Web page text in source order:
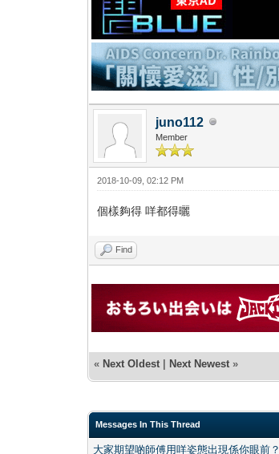
juno112
Member
2018-10-09, 02:12 PM
個樣夠得 咩都得曬
Find
« Next Oldest | Next Newest »
Messages In This Thread
大家期望啲師傅用咩姿態出現係你眼前？